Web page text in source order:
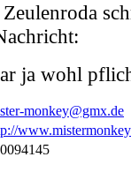
Zeulenroda
ja wohl
monkey@gmx.de